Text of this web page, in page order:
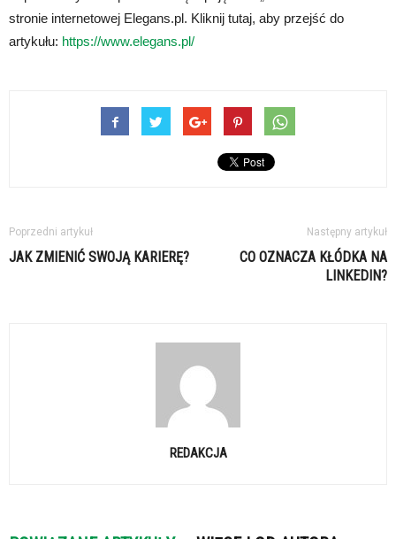
stronie internetowej Elegans.pl. Kliknij tutaj, aby przejść do
artykułu: https://www.elegans.pl/
Poprzedni artykuł
JAK ZMIENIĆ SWOJĄ KARIERĘ?
Następny artykuł
CO OZNACZA KŁÓDKA NA
LINKEDIN?
REDAKCJA